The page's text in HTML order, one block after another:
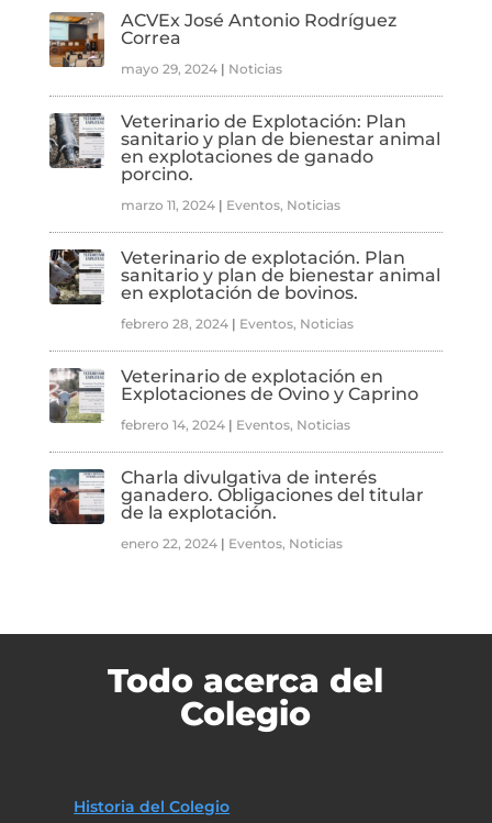
ACVEx José Antonio Rodríguez
Correa
mayo 29, 2024| Noticias
Veterinario de Explotación: Plan
sanitario y plan de bienestar animal
en explotaciones de ganado
porcino.
marzo 11, 2024| Eventos, Noticias
Veterinario de explotación. Plan
sanitario y plan de bienestar animal
en explotación de bovinos.
febrero 28, 2024| Eventos, Noticias
Veterinario de explotación en
Explotaciones de Ovino y Caprino
febrero 14, 2024| Eventos, Noticias
Charla divulgativa de interés
ganadero. Obligaciones del titular
de la explotación.
enero 22, 2024| Eventos, Noticias
Todo acerca del
Colegio
Historia del Colegio